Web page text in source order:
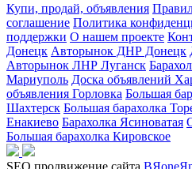
Купи, продай, объявления
соглашение Политика
поддержки О нашем проекте
Донецк Авторынок ДНР Донецк
Авторынок ЛНР Луганск
Мариуполь Доска объявлений
объявления Горловка Большая
Шахтерск Большая барахолка
Енакиево Барахолка Ясиноватая
Большая барахолка Кировское
SEO продвижение сайта